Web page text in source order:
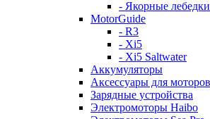
- Якорные
MotorGuide
- R3
- Xi5
- Xi5 Saltwater
Аккумуляторы
Аксессуары для моторов
Зарядные устройства
Электромоторы Haibo